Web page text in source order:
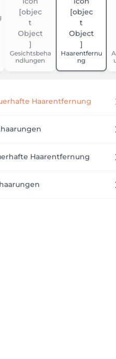
Sie in meinem
Gesichtsbeha
ndlungen
Haarentfernu
ng
Haarentfernung
Haarentfernung